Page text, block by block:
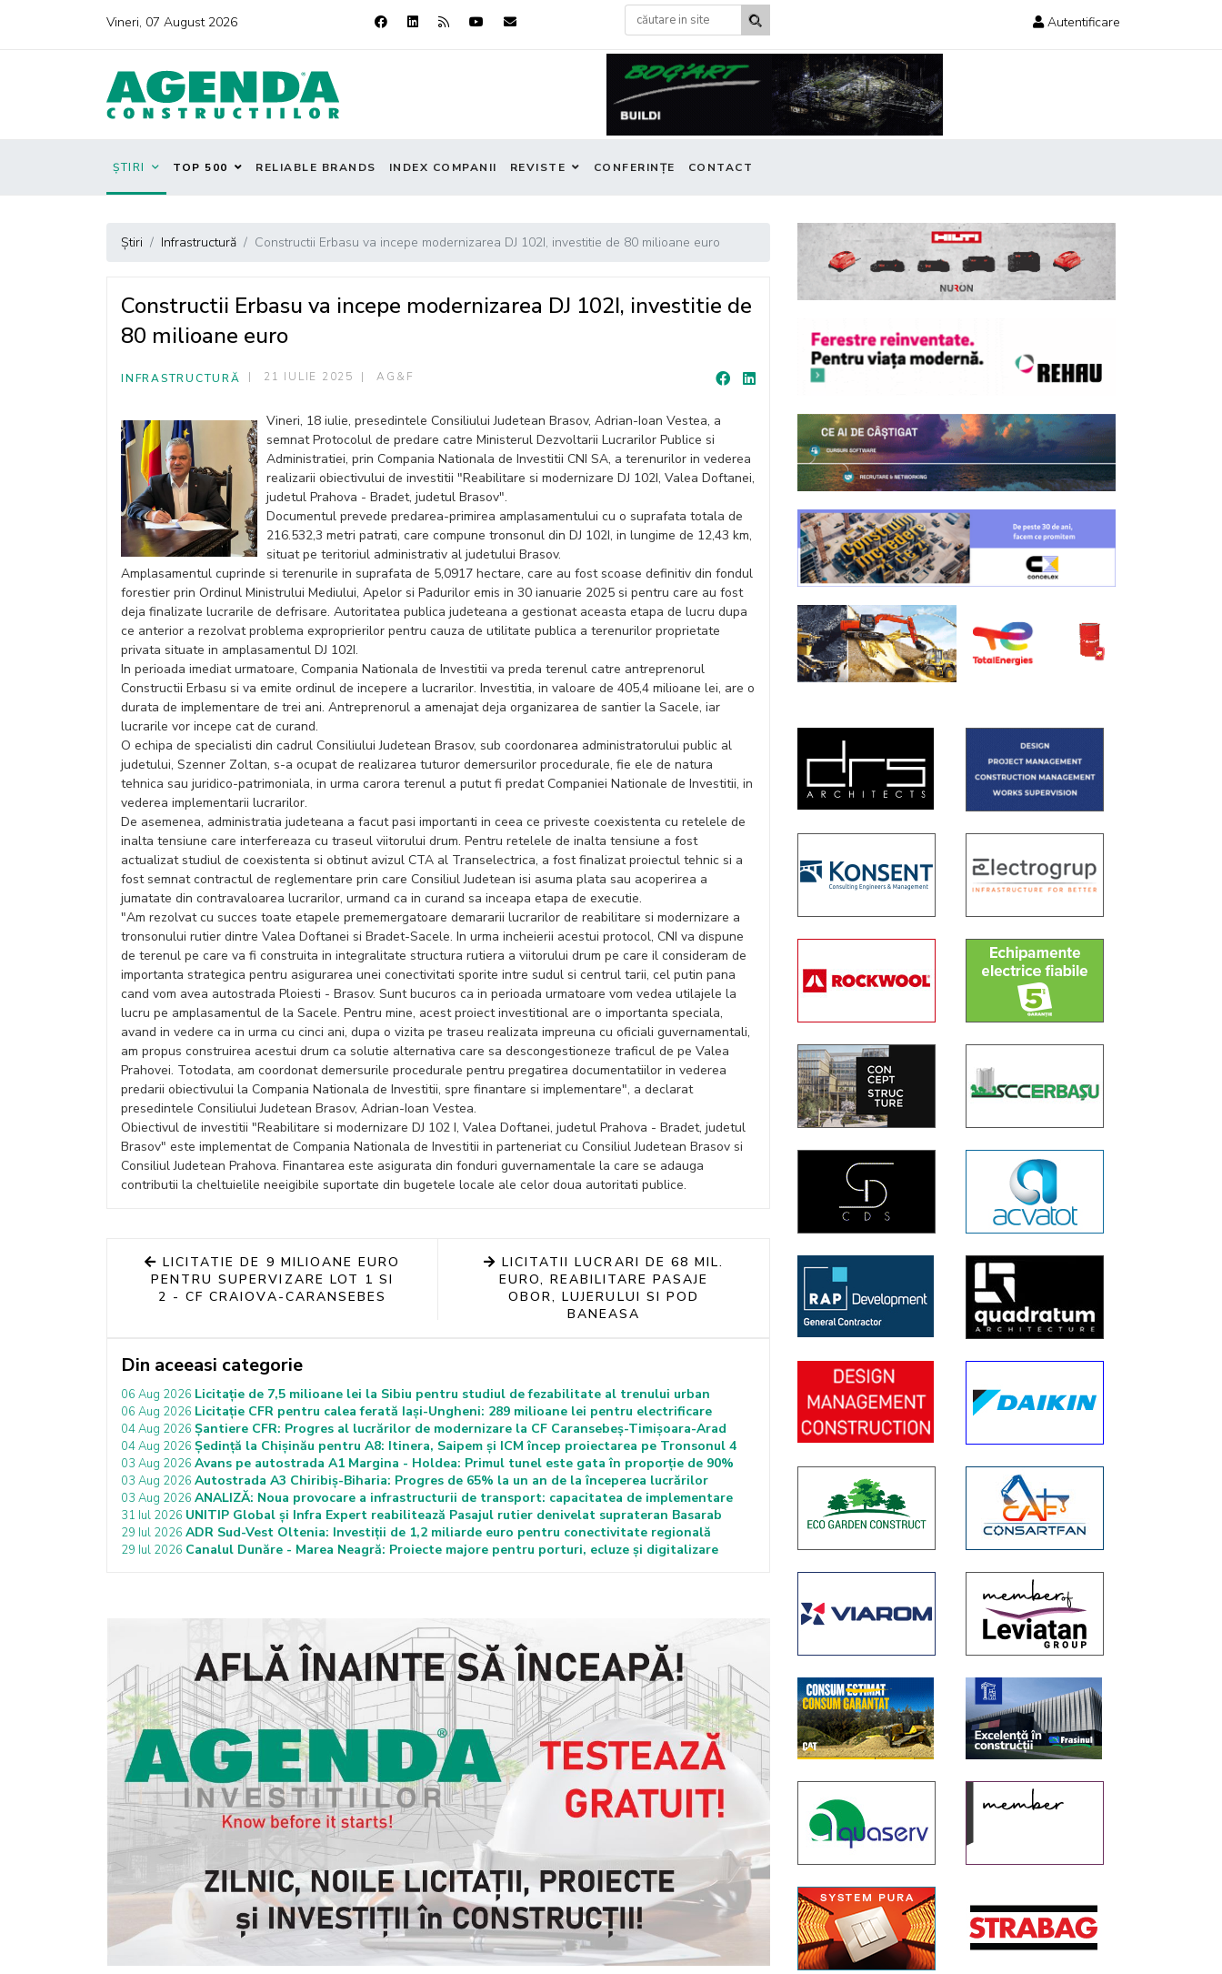
Vineri, 07 August 2026 Autentificare
ȘTIRI TOP 500 RELIABLE BRANDS INDEX COMPANII REVISTE CONFERINȚE CONTACT
Știri Infrastructură Constructii Erbasu va incepe modernizarea DJ 102I, investitie de 80 milioane euro
Constructii Erbasu va incepe modernizarea DJ 102I, investitie de
80 milioane euro
INFRASTRUCTURĂ 21 IULIE 2025 AG&F
Vineri, 18 iulie, presedintele Consiliului Judetean Brasov, Adrian-Ioan Vestea, a
semnat Protocolul de predare catre Ministerul Dezvoltarii Lucrarilor Publice si
Administratiei, prin Compania Nationala de Investitii CNI SA, a terenurilor in vederea
realizarii obiectivului de investitii "Reabilitare si modernizare DJ 102I, Valea Doftanei,
judetul Prahova - Bradet, judetul Brasov".
Documentul prevede predarea-primirea amplasamentului cu o suprafata totala de
216.532,3 metri patrati, care compune tronsonul din DJ 102I, in lungime de 12,43 km,
situat pe teritoriul administrativ al judetului Brasov.
Amplasamentul cuprinde si terenurile in suprafata de 5,0917 hectare, care au fost scoase definitiv din fondul
forestier prin Ordinul Ministrului Mediului, Apelor si Padurilor emis in 30 ianuarie 2025 si pentru care au fost
deja finalizate lucrarile de defrisare. Autoritatea publica judeteana a gestionat aceasta etapa de lucru dupa
ce anterior a rezolvat problema exproprierilor pentru cauza de utilitate publica a terenurilor proprietate
privata situate in amplasamentul DJ 102I.
In perioada imediat urmatoare, Compania Nationala de Investitii va preda terenul catre antreprenorul
Constructii Erbasu si va emite ordinul de incepere a lucrarilor. Investitia, in valoare de 405,4 milioane lei, are o
durata de implementare de trei ani. Antreprenorul a amenajat deja organizarea de santier la Sacele, iar
lucrarile vor incepe cat de curand.
O echipa de specialisti din cadrul Consiliului Judetean Brasov, sub coordonarea administratorului public al
judetului, Szenner Zoltan, s-a ocupat de realizarea tuturor demersurilor procedurale, fie ele de natura
tehnica sau juridico-patrimoniala, in urma carora terenul a putut fi predat Companiei Nationale de Investitii, in
vederea implementarii lucrarilor.
De asemenea, administratia judeteana a facut pasi importanti in ceea ce priveste coexistenta cu retelele de
inalta tensiune care interfereaza cu traseul viitorului drum. Pentru retelele de inalta tensiune a fost
actualizat studiul de coexistenta si obtinut avizul CTA al Transelectrica, a fost finalizat proiectul tehnic si a
fost semnat contractul de reglementare prin care Consiliul Judetean isi asuma plata sau acoperirea a
jumatate din contravaloarea lucrarilor, urmand ca in curand sa inceapa etapa de executie.
"Am rezolvat cu succes toate etapele prememergatoare demararii lucrarilor de reabilitare si modernizare a
tronsonului rutier dintre Valea Doftanei si Bradet-Sacele. In urma incheierii acestui protocol, CNI va dispune
de terenul pe care va fi construita in integralitate structura rutiera a viitorului drum pe care il consideram de
importanta strategica pentru asigurarea unei conectivitati sporite intre sudul si centrul tarii, cel putin pana
cand vom avea autostrada Ploiesti - Brasov. Sunt bucuros ca in perioada urmatoare vom vedea utilajele la
lucru pe amplasamentul de la Sacele. Pentru mine, acest proiect investitional are o importanta speciala,
avand in vedere ca in urma cu cinci ani, dupa o vizita pe traseu realizata impreuna cu oficiali guvernamentali,
am propus construirea acestui drum ca solutie alternativa care sa descongestioneze traficul de pe Valea
Prahovei. Totodata, am coordonat demersurile procedurale pentru pregatirea documentatiilor in vederea
predarii obiectivului la Compania Nationala de Investitii, spre finantare si implementare", a declarat
presedintele Consiliului Judetean Brasov, Adrian-Ioan Vestea.
Obiectivul de investitii "Reabilitare si modernizare DJ 102 I, Valea Doftanei, judetul Prahova - Bradet, judetul
Brasov" este implementat de Compania Nationala de Investitii in parteneriat cu Consiliul Judetean Brasov si
Consiliul Judetean Prahova. Finantarea este asigurata din fonduri guvernamentale la care se adauga
contributii la cheltuielile neeigibile suportate din bugetele locale ale celor doua autoritati publice.
LICITATIE DE 9 MILIOANE EURO
PENTRU SUPERVIZARE LOT 1 SI
2 - CF CRAIOVA-CARANSEBES
LICITATII LUCRARI DE 68 MIL.
EURO, REABILITARE PASAJE
OBOR, LUJERULUI SI POD
BANEASA
Din aceeasi categorie
06 Aug 2026 Licitație de 7,5 milioane lei la Sibiu pentru studiul de fezabilitate al trenului urban
06 Aug 2026 Licitație CFR pentru calea ferată Iași-Ungheni: 289 milioane lei pentru electrificare
04 Aug 2026 Șantiere CFR: Progres al lucrărilor de modernizare la CF Caransebeș-Timișoara-Arad
04 Aug 2026 Ședință la Chișinău pentru A8: Itinera, Saipem și ICM încep proiectarea pe Tronsonul 4
03 Aug 2026 Avans pe autostrada A1 Margina - Holdea: Primul tunel este gata în proporție de 90%
03 Aug 2026 Autostrada A3 Chiribiș-Biharia: Progres de 65% la un an de la începerea lucrărilor
03 Aug 2026 ANALIZĂ: Noua provocare a infrastructurii de transport: capacitatea de implementare
31 Iul 2026 UNITIP Global și Infra Expert reabilitează Pasajul rutier denivelat suprateran Basarab
29 Iul 2026 ADR Sud-Vest Oltenia: Investiții de 1,2 miliarde euro pentru conectivitate regională
29 Iul 2026 Canalul Dunăre - Marea Neagră: Proiecte majore pentru porturi, ecluze și digitalizare